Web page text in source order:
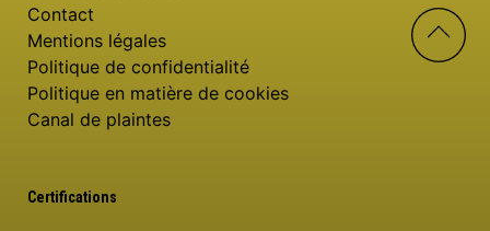
Contact
Mentions légales
Politique de confidentialité
Politique en matière de cookies
Canal de plaintes
Certifications